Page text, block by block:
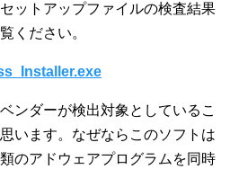
ットアップファイルの検査結果
ください。
ンダーが検出対象としているこ
います。なぜならこのソフトは
のアドウェアプログラムを同時